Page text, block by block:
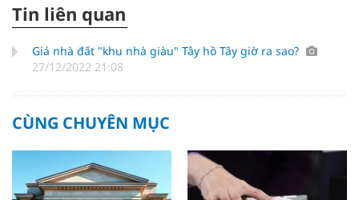
Tin liên quan
Giá nhà đất "khu nhà giàu" Tây hồ Tây giờ ra sao?
27/12/2022 21:08
CÙNG CHUYÊN MỤC